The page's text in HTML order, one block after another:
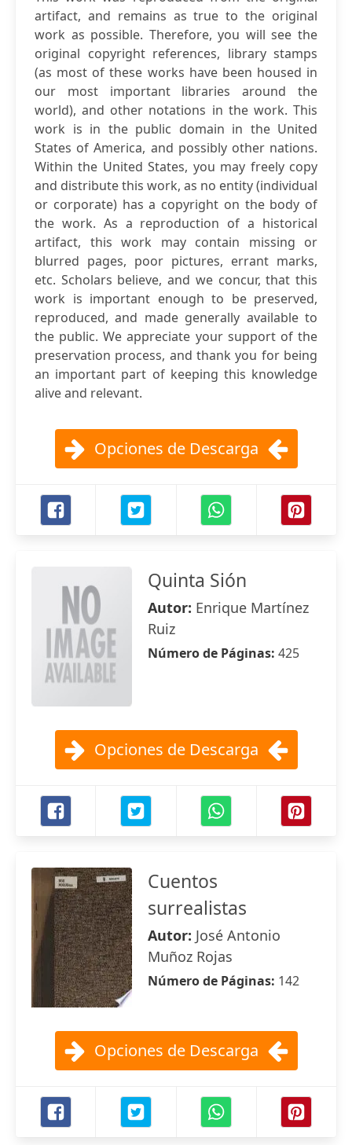
artifact, and remains as true to the original
work as possible. Therefore, you will see the
original copyright references, library stamps
(as most of these works have been housed in
our most important libraries around the
world), and other notations in the work. This
work is in the public domain in the United
States of America, and possibly other nations.
Within the United States, you may freely copy
and distribute this work, as no entity (individual
or corporate) has a copyright on the body of
the work. As a reproduction of a historical
artifact, this work may contain missing or
blurred pages, poor pictures, errant marks,
etc. Scholars believe, and we concur, that this
work is important enough to be preserved,
reproduced, and made generally available to
the public. We appreciate your support of the
preservation process, and thank you for being
an important part of keeping this knowledge
alive and relevant.
Opciones de Descarga
Quinta Sión
Autor: Enrique Martínez
Ruiz
Número de Páginas: 425
Opciones de Descarga
Cuentos
surrealistas
Autor: José Antonio
Muñoz Rojas
Número de Páginas: 142
Opciones de Descarga